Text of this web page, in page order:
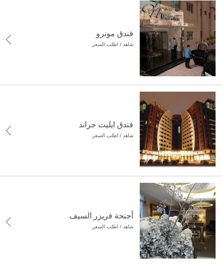
فندق مونرو
شاهد / اطلب السعر
فندق ايليت جراند
شاهد / اطلب السعر
أجنحة فريزر السيف
شاهد / اطلب السعر